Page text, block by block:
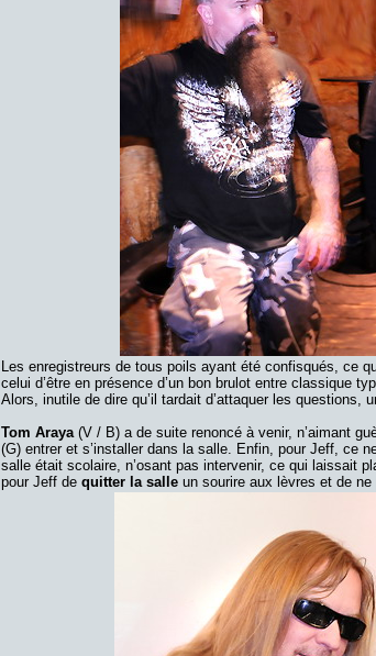
Les enregistreurs de tous poils ayant été confisqués, ce
celui d’être en présence d’un bon brulot entre classique
Alors, inutile de dire qu’il tardait d’attaquer les
Tom Araya(V / B) a de suite renoncé à venir, n’aimant
(G) entrer et s’installer dans la salle. Enfin, pour Jeff, ce
salle était scolaire, n’osant pas intervenir, ce qui laissait
pour Jeff de quitter la salle un sourire aux lèvres et de ne